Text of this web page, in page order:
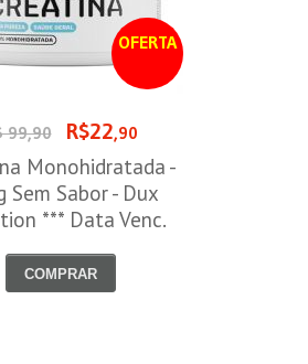
OFERTA
99,90 R$22,90
Monohidratada -
Sem Sabor - Dux
*** Data Venc.
COMPRAR